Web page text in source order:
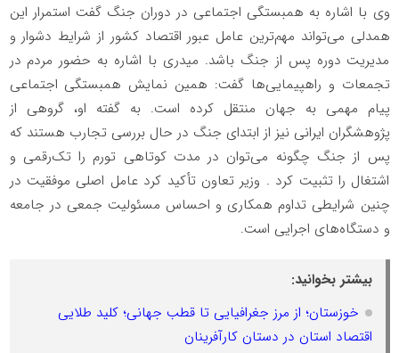
وی با اشاره به همبستگی اجتماعی در دوران جنگ گفت استمرار این
همدلی می‌تواند مهم‌ترین عامل عبور اقتصاد کشور از شرایط دشوار و
مدیریت دوره پس از جنگ باشد. میدری با اشاره به حضور مردم در
تجمعات و راهپیمایی‌ها گفت: همین نمایش همبستگی اجتماعی
پیام مهمی به جهان منتقل کرده است. به گفته او، گروهی از
پژوهشگران ایرانی نیز از ابتدای جنگ در حال بررسی تجارب هستند که
پس از جنگ چگونه می‌توان در مدت کوتاهی تورم را تک‌رقمی و
اشتغال را تثبیت کرد . وزیر تعاون تأکید کرد عامل اصلی موفقیت در
چنین شرایطی تداوم همکاری و احساس مسئولیت جمعی در جامعه
و دستگاه‌های اجرایی است.
بیشتر بخوانید:
خوزستان؛ از مرز جغرافیایی تا قطب جهانی؛ کلید طلایی
اقتصاد استان در دستان کارآفرینان